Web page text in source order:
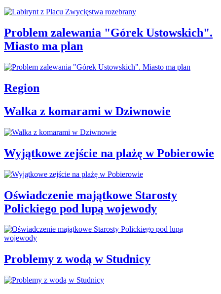
Problem zalewania "Górek Ustowskich".
Miasto ma plan
Region
Walka z komarami w Dziwnowie
Wyjątkowe zejście na plażę w Pobierowie
Oświadczenie majątkowe Starosty
Polickiego pod lupą wojewody
Problemy z wodą w Studnicy